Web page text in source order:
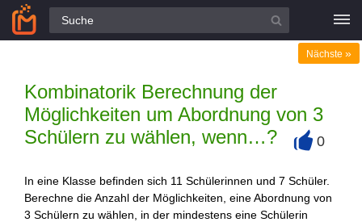
Alle Fragen
Kombinatorik Berechnung der
Möglichkeiten um Abordnung von 3
Schülern zu wählen, wenn…?
Nächste »
0
In eine Klasse befinden sich 11 Schülerinnen und 7 Schüler.
Berechne die Anzahl der Möglichkeiten, eine Abordnung von
3 Schülern zu wählen, in der mindestens eine Schülerin